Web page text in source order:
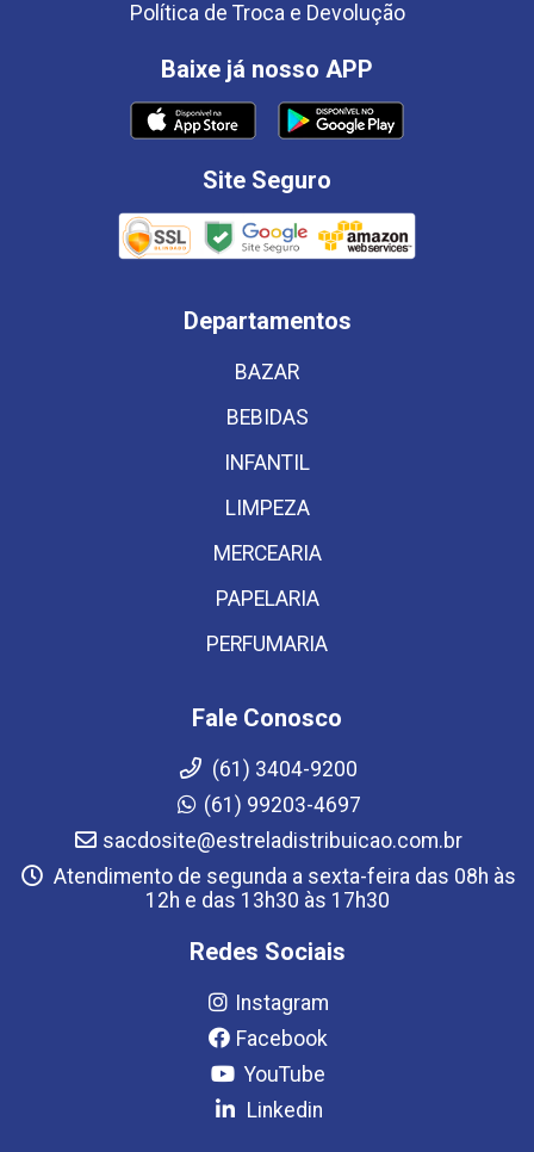
Política de Troca e Devolução
Baixe já nosso APP
Site Seguro
Departamentos
BAZAR
BEBIDAS
INFANTIL
LIMPEZA
MERCEARIA
PAPELARIA
PERFUMARIA
Fale Conosco
(61) 3404-9200
(61) 99203-4697
sacdosite@estreladistribuicao.com.br
Atendimento de segunda a sexta-feira das 08h às
12h e das 13h30 às 17h30
Redes Sociais
Instagram
Facebook
YouTube
Linkedin